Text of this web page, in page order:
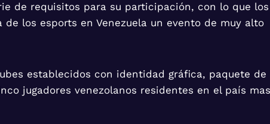
de requisitos para su participación, con lo que los
los esports en Venezuela un evento de muy alto
establecidos con identidad gráfica, paquete de
jugadores venezolanos residentes en el país mas